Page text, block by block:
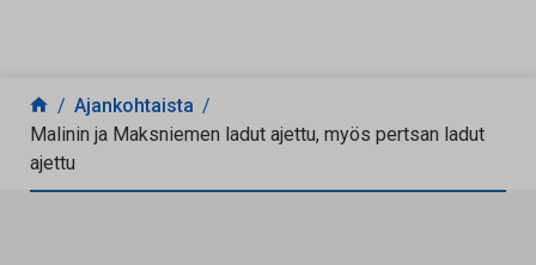
Siirry sisältöön
Ajankohtaista
Malinin ja Maksniemen ladut ajettu, myös pertsan ladut
ajettu